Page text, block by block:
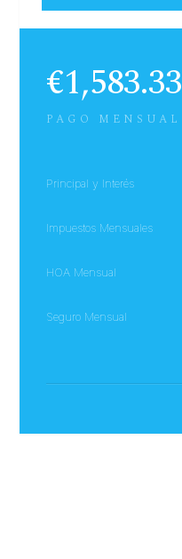
€1,583.33
PAGO MENSUAL
Principal y Interés
Impuestos Mensuales
HOA Mensual
Seguro Mensual